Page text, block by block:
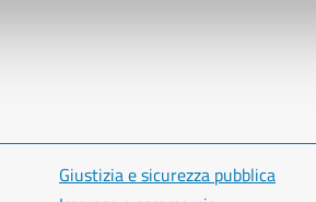
Giustizia e sicurezza pubblica